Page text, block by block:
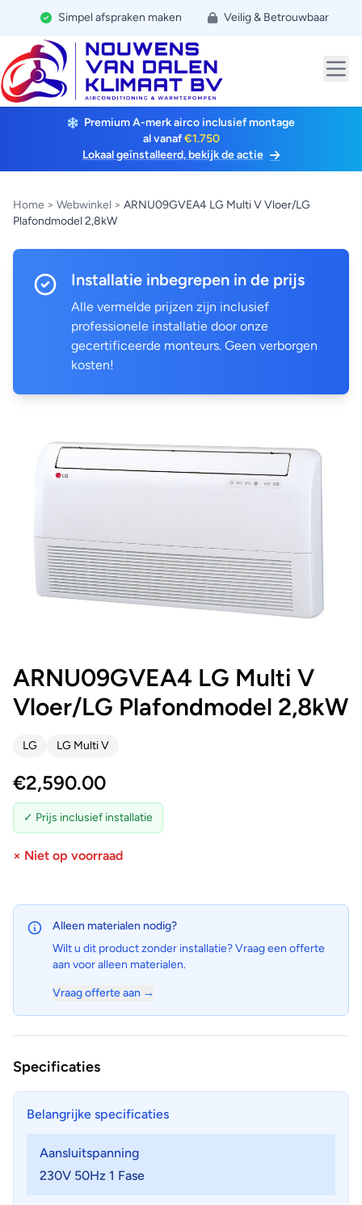
Simpel afspraken maken Veilig & Betrouwbaar
Premium A-merk airco inclusief montage
al vanaf€1.750
Lokaal geïnstalleerd, bekijk de actie
Home > Webwinkel > ARNU09GVEA4 LG Multi V Vloer/LG
Plafondmodel 2,8kW
Installatie inbegrepen in de prijs
Alle vermelde prijzen zijn inclusief
professionele installatie door onze
gecertificeerde monteurs. Geen verborgen
kosten!
ARNU09GVEA4 LG Multi V
Vloer/LG Plafondmodel 2,8kW
LG LG Multi V
€2,590.00
✓ Prijs inclusief installatie
× Niet op voorraad
Alleen materialen nodig?
Wilt u dit product zonder installatie? Vraag een offerte
aan voor alleen materialen.
Vraag offerte aan →
Specificaties
Belangrijke specificaties
Aansluitspanning
230V 50Hz 1 Fase